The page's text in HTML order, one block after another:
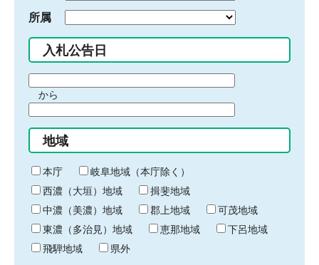
所属
入札公告日
間
始
り
から
間
終
わ
り
地域
本庁
岐阜地域（本庁除く）
西濃（大垣）地域
揖斐地域
中濃（美濃）地域
郡上地域
可茂地域
東濃（多治見）地域
恵那地域
下呂地域
飛騨地域
県外